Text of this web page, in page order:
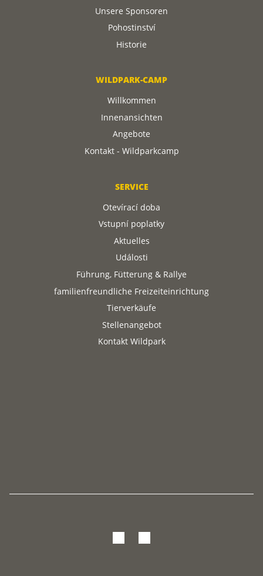
Unsere Sponsoren
Pohostinství
Historie
WILDPARK-CAMP
Willkommen
Innenansichten
Angebote
Kontakt - Wildparkcamp
SERVICE
Otevírací doba
Vstupní poplatky
Aktuelles
Události
Führung, Fütterung & Rallye
familienfreundliche Freizeiteinrichtung
Tierverkäufe
Stellenangebot
Kontakt Wildpark